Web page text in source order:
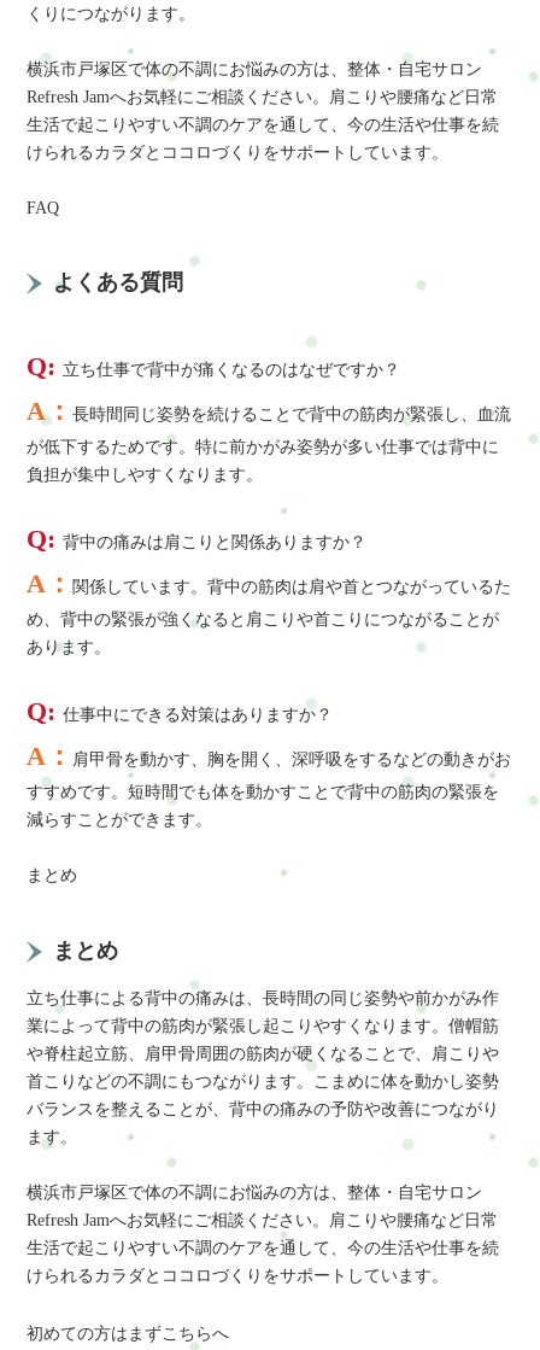
くりにつながります。
横浜市戸塚区で体の不調にお悩みの方は、整体・自宅サロン
Refresh Jamへお気軽にご相談ください。肩こりや腰痛など日常
生活で起こりやすい不調のケアを通して、今の生活や仕事を続
けられるカラダとココロづくりをサポートしています。
FAQ
よくある質問
Q: 立ち仕事で背中が痛くなるのはなぜですか？
A：長時間同じ姿勢を続けることで背中の筋肉が緊張し、血流
が低下するためです。特に前かがみ姿勢が多い仕事では背中に
負担が集中しやすくなります。
Q:背中の痛みは肩こりと関係ありますか？
A：関係しています。背中の筋肉は肩や首とつながっているた
め、背中の緊張が強くなると肩こりや首こりにつながることが
あります。
Q:仕事中にできる対策はありますか？
A： 肩甲骨を動かす、胸を開く、深呼吸をするなどの動きがお
すすめです。短時間でも体を動かすことで背中の筋肉の緊張を
減らすことができます。
まとめ
まとめ
立ち仕事による背中の痛みは、長時間の同じ姿勢や前かがみ作
業によって背中の筋肉が緊張し起こりやすくなります。僧帽筋
や脊柱起立筋、肩甲骨周囲の筋肉が硬くなることで、肩こりや
首こりなどの不調にもつながります。こまめに体を動かし姿勢
バランスを整えることが、背中の痛みの予防や改善につながり
ます。
横浜市戸塚区で体の不調にお悩みの方は、整体・自宅サロン
Refresh Jamへお気軽にご相談ください。肩こりや腰痛など日常
生活で起こりやすい不調のケアを通して、今の生活や仕事を続
けられるカラダとココロづくりをサポートしています。
初めての方はまずこちらへ